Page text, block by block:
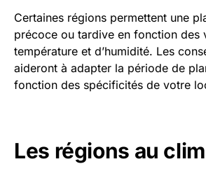
Certaines régions permettent une
précoce ou tardive en fonction des
température et d’humidité. Les
aideront à adapter la période de
fonction des spécificités de votre
Les régions au